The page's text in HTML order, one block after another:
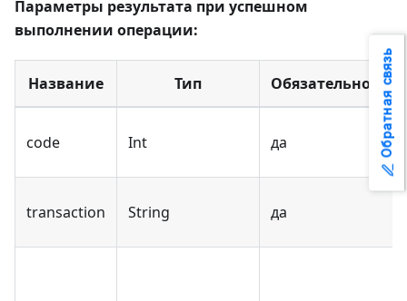
Параметры результата при успешном
выполнении операции:
Название Тип Обязательность
code Int да
transaction String да
Обратная связь